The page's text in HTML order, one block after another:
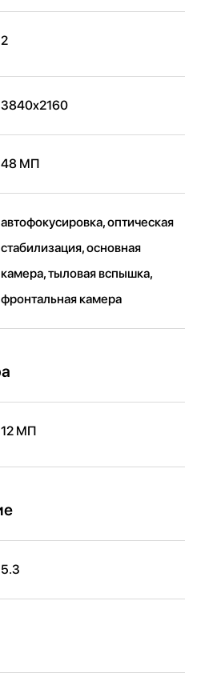
2
3840x2160
48 МП
автофокусировка, оптическая
стабилизация, основная
камера, тыловая вспышка,
фронтальная камера
12 МП
5.3